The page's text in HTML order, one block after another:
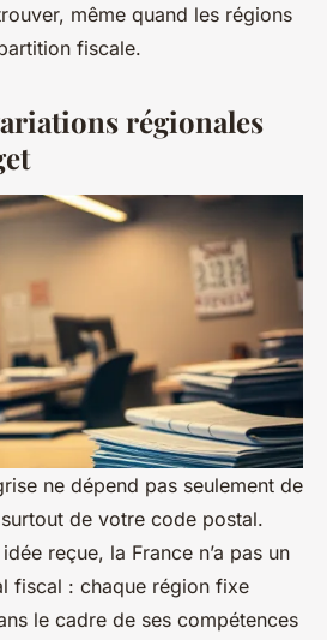
même quand les régions
fiscale.
régionales
ne dépend pas seulement de
de votre code postal.
reçue, la France n’a pas un
fiscal : chaque région fixe
le cadre de ses compétences